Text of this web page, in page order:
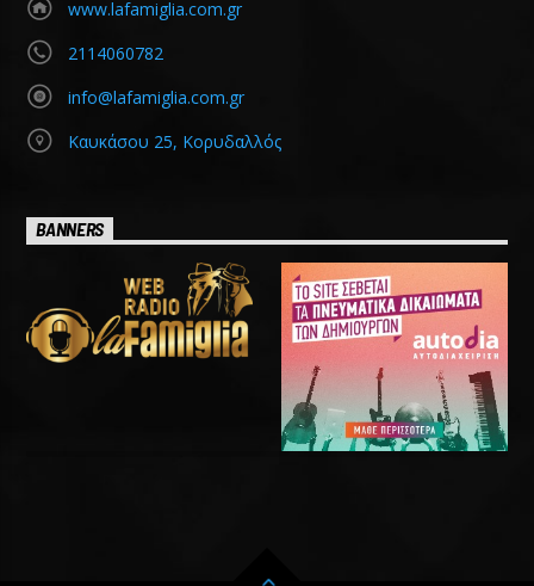
www.lafamiglia.com.gr
2114060782
info@lafamiglia.com.gr
Καυκάσου 25, Κορυδαλλός
BANNERS